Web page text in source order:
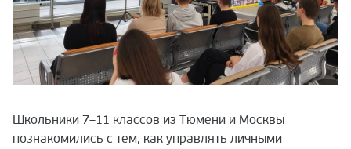
Школьники 7–11 классов из Тюмени и Москвы
познакомились с тем, как управлять личными